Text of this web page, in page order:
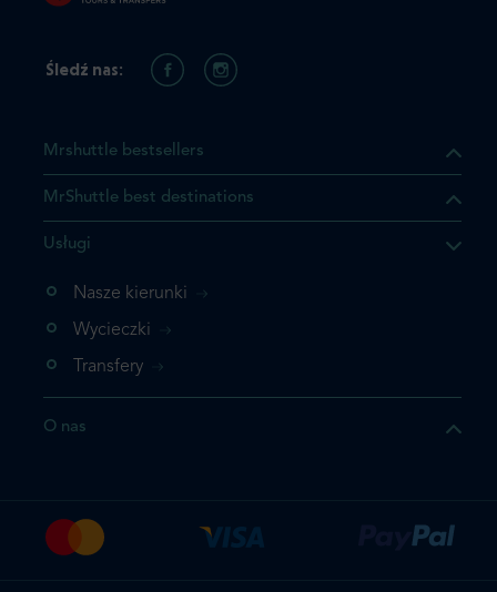
którego szukasz jest już
nie chcesz dodawać go
Mrshuttle bestsellers
MrShuttle best destinations
Usługi
Nasze kierunki
Wycieczki
Transfery
O nas
Śledź nas: